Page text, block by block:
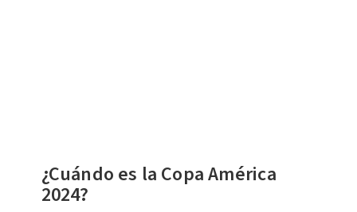
¿Cuándo es la Copa América
2024?